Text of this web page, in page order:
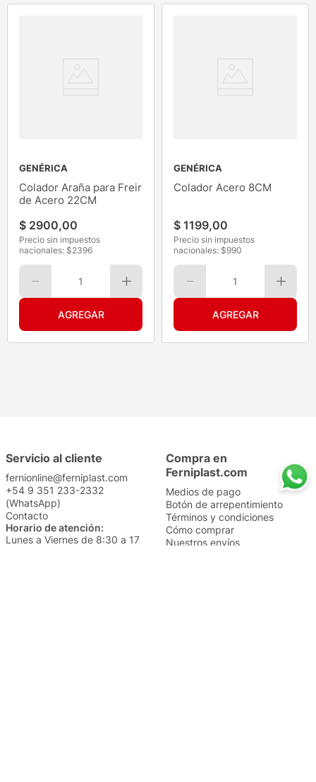
GENÉRICA
Colador Araña para Freir
de Acero 22CM
$ 2900,00
Precio sin impuestos
nacionales: $2396
1
GENÉRICA
Colador Acero 8CM
$ 1199,00
Precio sin impuestos
nacionales: $990
1
Servicio al cliente
fernionline@ferniplast.com
+54 9 351 233-2332
(WhatsApp)
Contacto
Horario de atención:
Lunes a Viernes de 8:30 a 17
Compra en
Ferniplast.com
Medios de pago
Botón de arrepentimiento
Términos y condiciones
Cómo comprar
Nuestros envíos